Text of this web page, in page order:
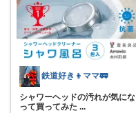
鉄道好き👦ママ🚃
シャワーヘッドの汚れが気にな
って買ってみた ...